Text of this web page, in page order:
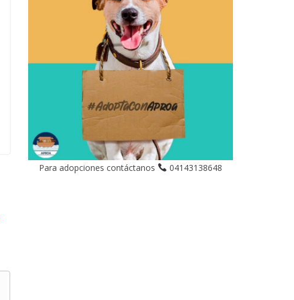
Para adopciones contáctanos 04143138648